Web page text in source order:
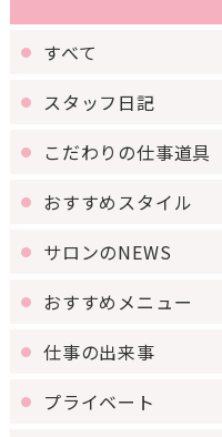
すべて
スタッフ日記
こだわりの仕事道具
おすすめスタイル
サロンのNEWS
おすすめメニュー
仕事の出来事
プライベート